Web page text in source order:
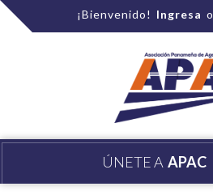
¡Bienvenido! Ingresa o
ÚNETE A APAC